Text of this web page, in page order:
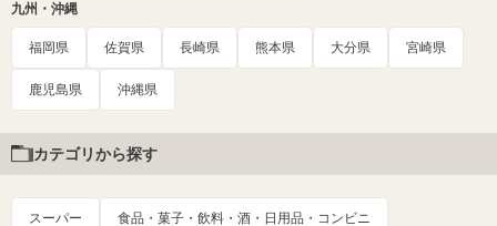
九州・沖縄
福岡県 佐賀県 長崎県 熊本県 大分県 宮崎県
鹿児島県 沖縄県
カテゴリから探す
スーパー 食品・菓子・飲料・酒・日用品・コンビニ